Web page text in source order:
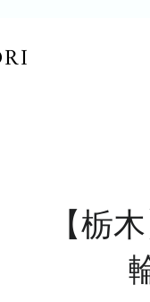
【栃